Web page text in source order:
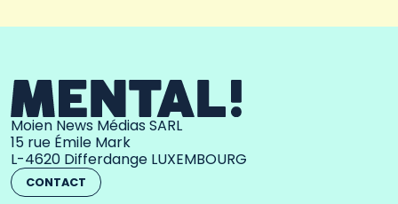
Moien News Médias SARL
15 rue Émile Mark
L-4620 Differdange LUXEMBOURG
CONTACT